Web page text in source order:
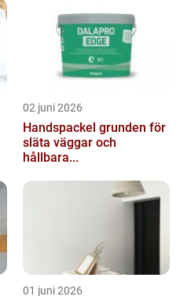
02 juni 2026
Handspackel grunden för
släta väggar och
hållbara...
01 juni 2026